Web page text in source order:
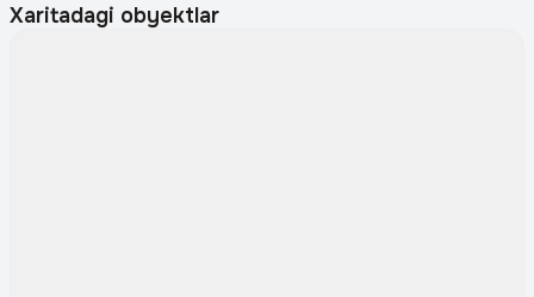
Xaritadagi obyektlar